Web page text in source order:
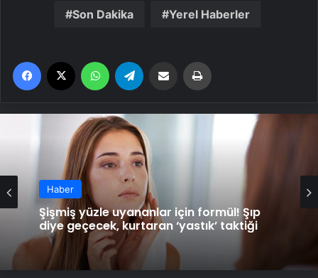
Son Dakika Yerel Haberler
Facebook WhatsApp Email'den paylaş
Haber
Şişmiş yüzle uyananlar için formül! Şıp
diye geçecek, kurtaran ‘yastık’ taktiği